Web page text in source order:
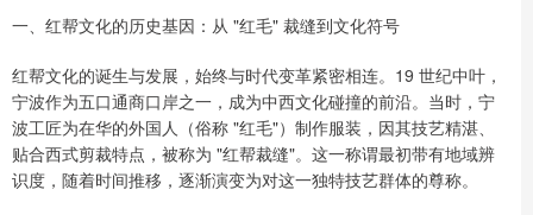
一、红帮文化的历史基因：从 "红毛" 裁缝到文化符号
红帮文化的诞生与发展，始终与时代变革紧密相连。19 世纪中叶，
宁波作为五口通商口岸之一，成为中西文化碰撞的前沿。当时，宁
波工匠为在华的外国人（俗称 "红毛"）制作服装，因其技艺精湛、
贴合西式剪裁特点，被称为 "红帮裁缝"。这一称谓最初带有地域辨
识度，随着时间推移，逐渐演变为对这一独特技艺群体的尊称。